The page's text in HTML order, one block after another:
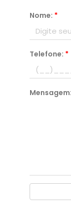
Nome: *
Telefone: *
Mensagem: